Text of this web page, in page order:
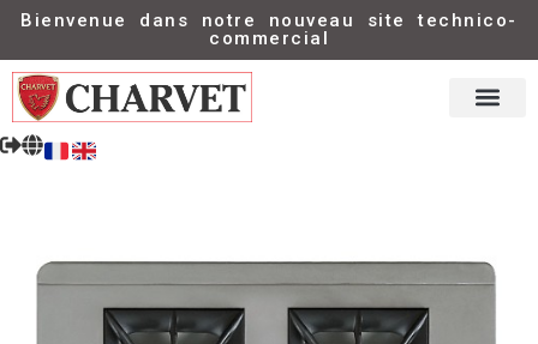
Bienvenue dans notre nouveau site technico-
commercial